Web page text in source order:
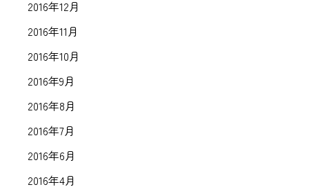
2016年12月
2016年11月
2016年10月
2016年9月
2016年8月
2016年7月
2016年6月
2016年4月